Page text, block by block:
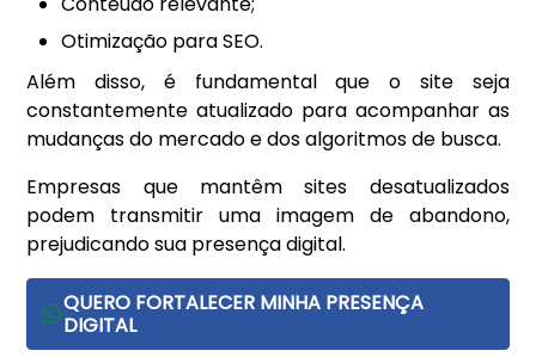
Otimização para SEO.
Além disso, é fundamental que o site seja
constantemente atualizado para acompanhar as
mudanças do mercado e dos algoritmos de busca.
Empresas que mantêm sites desatualizados
podem transmitir uma imagem de abandono,
prejudicando sua presença digital.
QUERO FORTALECER MINHA PRESENÇA
DIGITAL